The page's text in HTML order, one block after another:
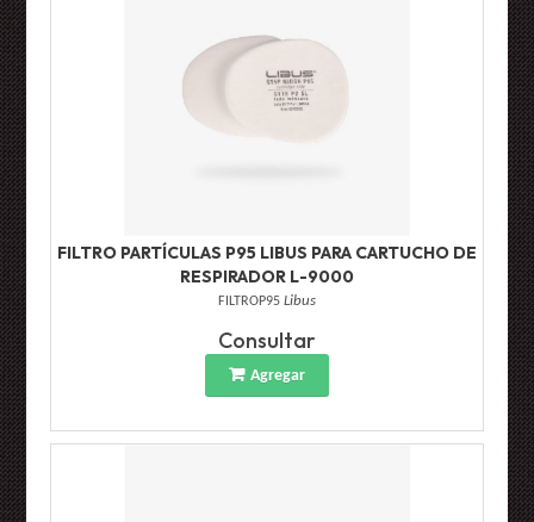
FILTRO PARTÍCULAS P95 LIBUS PARA CARTUCHO DE
RESPIRADOR L-9000
FILTROP95 Libus
Consultar
Agregar